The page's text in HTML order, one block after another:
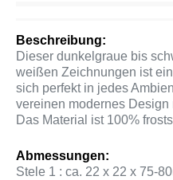
Beschreibung:
Dieser dunkelgraue bis
weißen Zeichnungen ist
sich perfekt in jedes
vereinen modernes Design
Das Material ist 100%
Abmessungen:
Stele 1 : ca. 22 x 22 x 75-